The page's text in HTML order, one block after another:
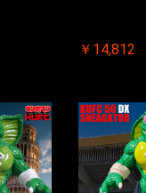
￥14,812